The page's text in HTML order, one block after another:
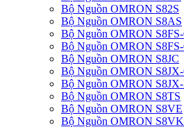
Bộ Nguồn OMRON S82S
Bộ Nguồn OMRON S8AS
Bộ Nguồn OMRON
Bộ Nguồn OMRON
Bộ Nguồn OMRON S8JC
Bộ Nguồn OMRON
Bộ Nguồn OMRON
Bộ Nguồn OMRON S8TS
Bộ Nguồn OMRON S8VE
Bộ Nguồn OMRON